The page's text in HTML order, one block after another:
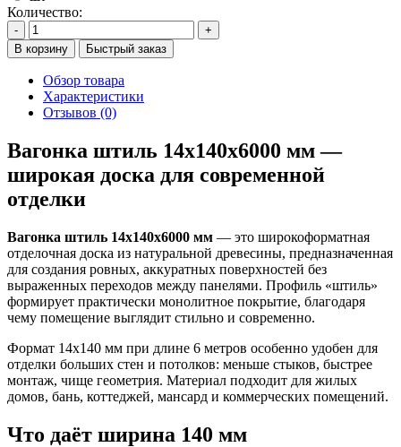
Количество:
-
+
В корзину
Быстрый заказ
Обзор товара
Характеристики
Отзывов (0)
Вагонка штиль 14х140х6000 мм —
широкая доска для современной
отделки
Вагонка штиль 14х140х6000 мм — это широкоформатная
отделочная доска из натуральной древесины, предназначенная
для создания ровных, аккуратных поверхностей без
выраженных переходов между панелями. Профиль «штиль»
формирует практически монолитное покрытие, благодаря
чему помещение выглядит стильно и современно.
Формат 14х140 мм при длине 6 метров особенно удобен для
отделки больших стен и потолков: меньше стыков, быстрее
монтаж, чище геометрия. Материал подходит для жилых
домов, бань, коттеджей, мансард и коммерческих помещений.
Что даёт ширина 140 мм